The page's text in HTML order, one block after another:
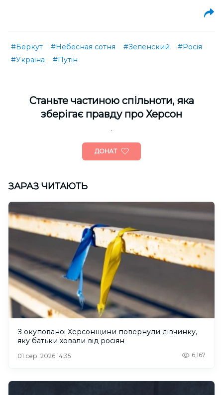
#Беркут #Небесная сотня #Зеленский
#Росія
#Україна
#Путін
Cтаньте частиною спільноти, яка
зберігає правду про Херсон
ДОНАТ
ЗАРАЗ ЧИТАЮТЬ
З окупованої Херсонщини повернули дівчинку,
яку батьки ховали від росіян
01 сер. 2026 14:35 6,167